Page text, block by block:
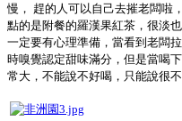
慢， 趕的人可以自己去摧老闆啦
點的是附餐的羅漢果紅茶，很淡
一定要有心理準備，當看到老闆
時嗅覺認定甜味滿分，但是當喝
常大，不能說不好喝，只能說很不